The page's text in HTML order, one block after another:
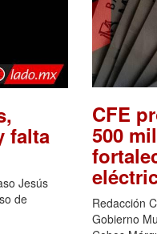
falta
Jesús
de
CFE
500
Redacción
Gobierno